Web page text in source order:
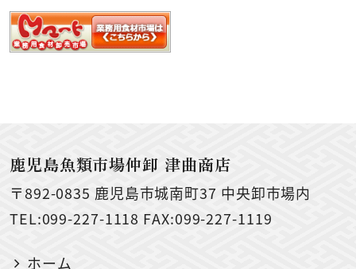
鹿児島魚類市場仲卸 津曲商店
〒892-0835 鹿児島市城南町37 中央卸市場内
TEL:099-227-1118 FAX:099-227-1119
ホーム